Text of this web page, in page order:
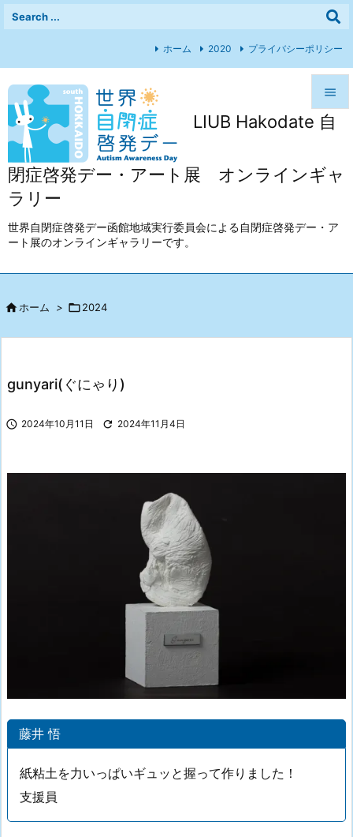
LIUB Hakodate 自
閉症啓発デー・アート展 オンラインギャ
ラリー
世界自閉症啓発デー函館地域実行委員会による自閉症啓発デー・ア
ート展のオンラインギャラリーです。



前へ
次へ
ホーム 2020 プライバシーポリシー
ホーム > 2024
gunyari(ぐにゃり)
 2024年10月11日  2024年11月4日
藤井 悟
紙粘土を力いっぱいギュッと握って作りました！
支援員